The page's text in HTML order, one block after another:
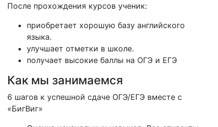
После прохождения курсов ученик:
приобретает хорошую базу английского
языка.
улучшает отметки в школе.
получает высокие баллы на ОГЭ и ЕГЭ
Как мы занимаемся
6 шагов к успешной сдаче ОГЭ/ЕГЭ вместе с
«БигВиг»